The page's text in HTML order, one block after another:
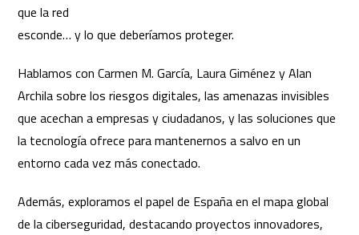
que la red
esconde… y lo que deberíamos proteger.
Hablamos con Carmen M. García, Laura Giménez y Alan
Archila sobre los riesgos digitales, las amenazas invisibles
que acechan a empresas y ciudadanos, y las soluciones que
la tecnología ofrece para mantenernos a salvo en un
entorno cada vez más conectado.
Además, exploramos el papel de España en el mapa global
de la ciberseguridad, destacando proyectos innovadores,